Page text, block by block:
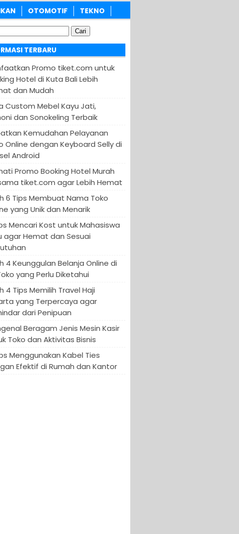
OTOMOTIF TEKNO
TERBARU
Promo tiket.com untuk
Hotel di Kuta Bali Lebih
dan Mudah
Custom Mebel Kayu Jati,
dan Sonokeling Terbaik
Kemudahan Pelayanan
Online dengan Keyboard Selly di
Android
Promo Booking Hotel Murah
tiket.com agar Lebih Hemat
6 Tips Membuat Nama Toko
yang Unik dan Menarik
Mencari Kost untuk Mahasiswa
agar Hemat dan Sesuai
4 Keunggulan Belanja Online di
yang Perlu Diketahui
4 Tips Memilih Travel Haji
yang Terpercaya agar
dari Penipuan
Beragam Jenis Mesin Kasir
Toko dan Aktivitas Bisnis
Menggunakan Kabel Ties
Efektif di Rumah dan Kantor